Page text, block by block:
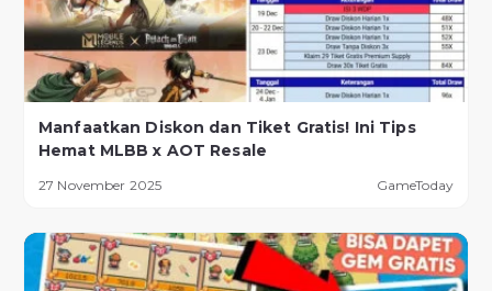
Manfaatkan Diskon dan Tiket Gratis! Ini Tips
Hemat MLBB x AOT Resale
27 November 2025 GameToday